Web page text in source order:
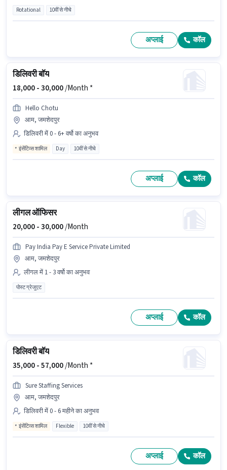
Rotational 10वीं से नीचे
अप्लाई कॉल
डिलिवरी बॉय
18,000 -30,000/Month *
Hello Chotu
आम, जमशेदपुर
डिलिवरी में 0 - 6+ वर्षो का अनुभव
इंसेंटिव्स शामिल Day 10वीं से नीचे
अप्लाई कॉल
लीगल ऑफिसर
20,000 -30,000/Month
Pay India Pay E Service Private Limited
आम, जमशेदपुर
लीगल में 1 - 3 वर्षो का अनुभव
पोस्ट ग्रेजुएट
अप्लाई कॉल
डिलिवरी बॉय
35,000 -57,000/Month *
Sure Staffing Services
आम, जमशेदपुर
डिलिवरी में 0 - 6 महीने का अनुभव
इंसेंटिव्स शामिल Flexible 10वीं से नीचे
अप्लाई कॉल